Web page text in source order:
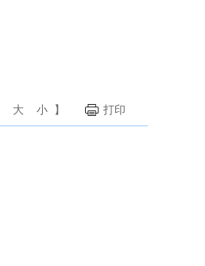
大 小 】 打印